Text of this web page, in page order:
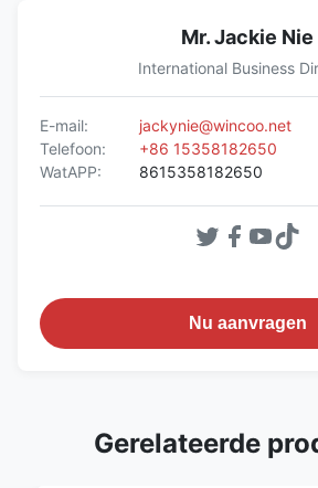
Mr. Jackie Nie
International Business
E-mail:
jackynie@wincoo.net
Telefoon:
+86 15358182650
WatAPP:
8615358182650
Nu aanvragen
Gerelateerde